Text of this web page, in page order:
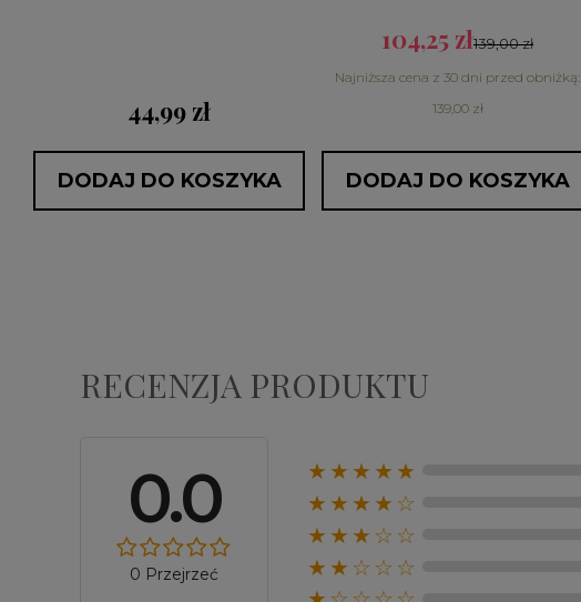
44,99 zł
DODAJ DO KOSZYKA
104,25 zł139,00 zł
Najniższa cena z 30 dni przed obniżką:
139,00 zł
DODAJ DO KOSZYKA
RECENZJA PRODUKTU
0.0
0 Przejrzeć
★★★★★
★★★★☆
★★★☆☆
★★☆☆☆